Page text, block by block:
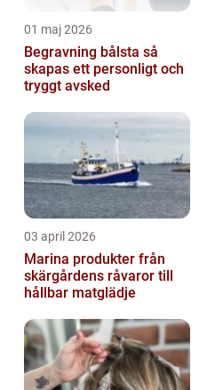
01 maj 2026
Begravning bålsta så
skapas ett personligt och
tryggt avsked
03 april 2026
Marina produkter från
skärgårdens råvaror till
hållbar matglädje